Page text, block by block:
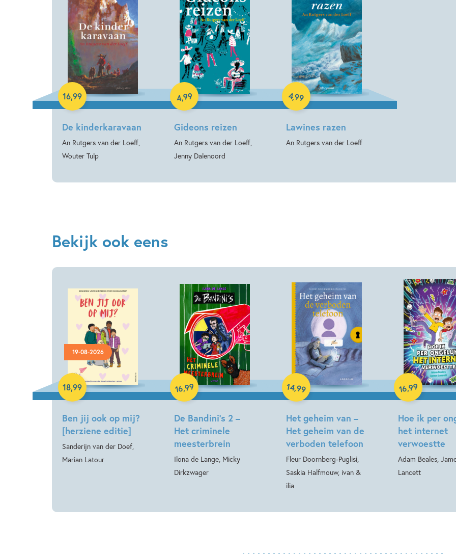
De kinderkaravaan
An Rutgers van der Loeff,
Wouter Tulp
16,99
Hardcover
Gideons reizen
An Rutgers van der Loeff,
Jenny Dalenoord
4,99
E-book
Lawines razen
An Rutgers van der Loeff
4,99
E-book
Bekijk ook eens
19-08-2026
Ben jij ook op mij?
[herziene editie]
Sanderijn van der Doef,
Marian Latour
18,99
Hardcover
De Bandini’s 2 –
Het criminele
meesterbrein
Ilona de Lange, Micky
Dirkzwager
16,99
Hardcover
Het geheim van –
Het geheim van de
verboden telefoon
Fleur Doornberg-Puglisi,
Saskia Halfmouw, ivan &
ilia
14,99
Hardcover
Hoe ik per
het internet
verwoestte
Adam Beales,
Lancett
16,99
Hardcover